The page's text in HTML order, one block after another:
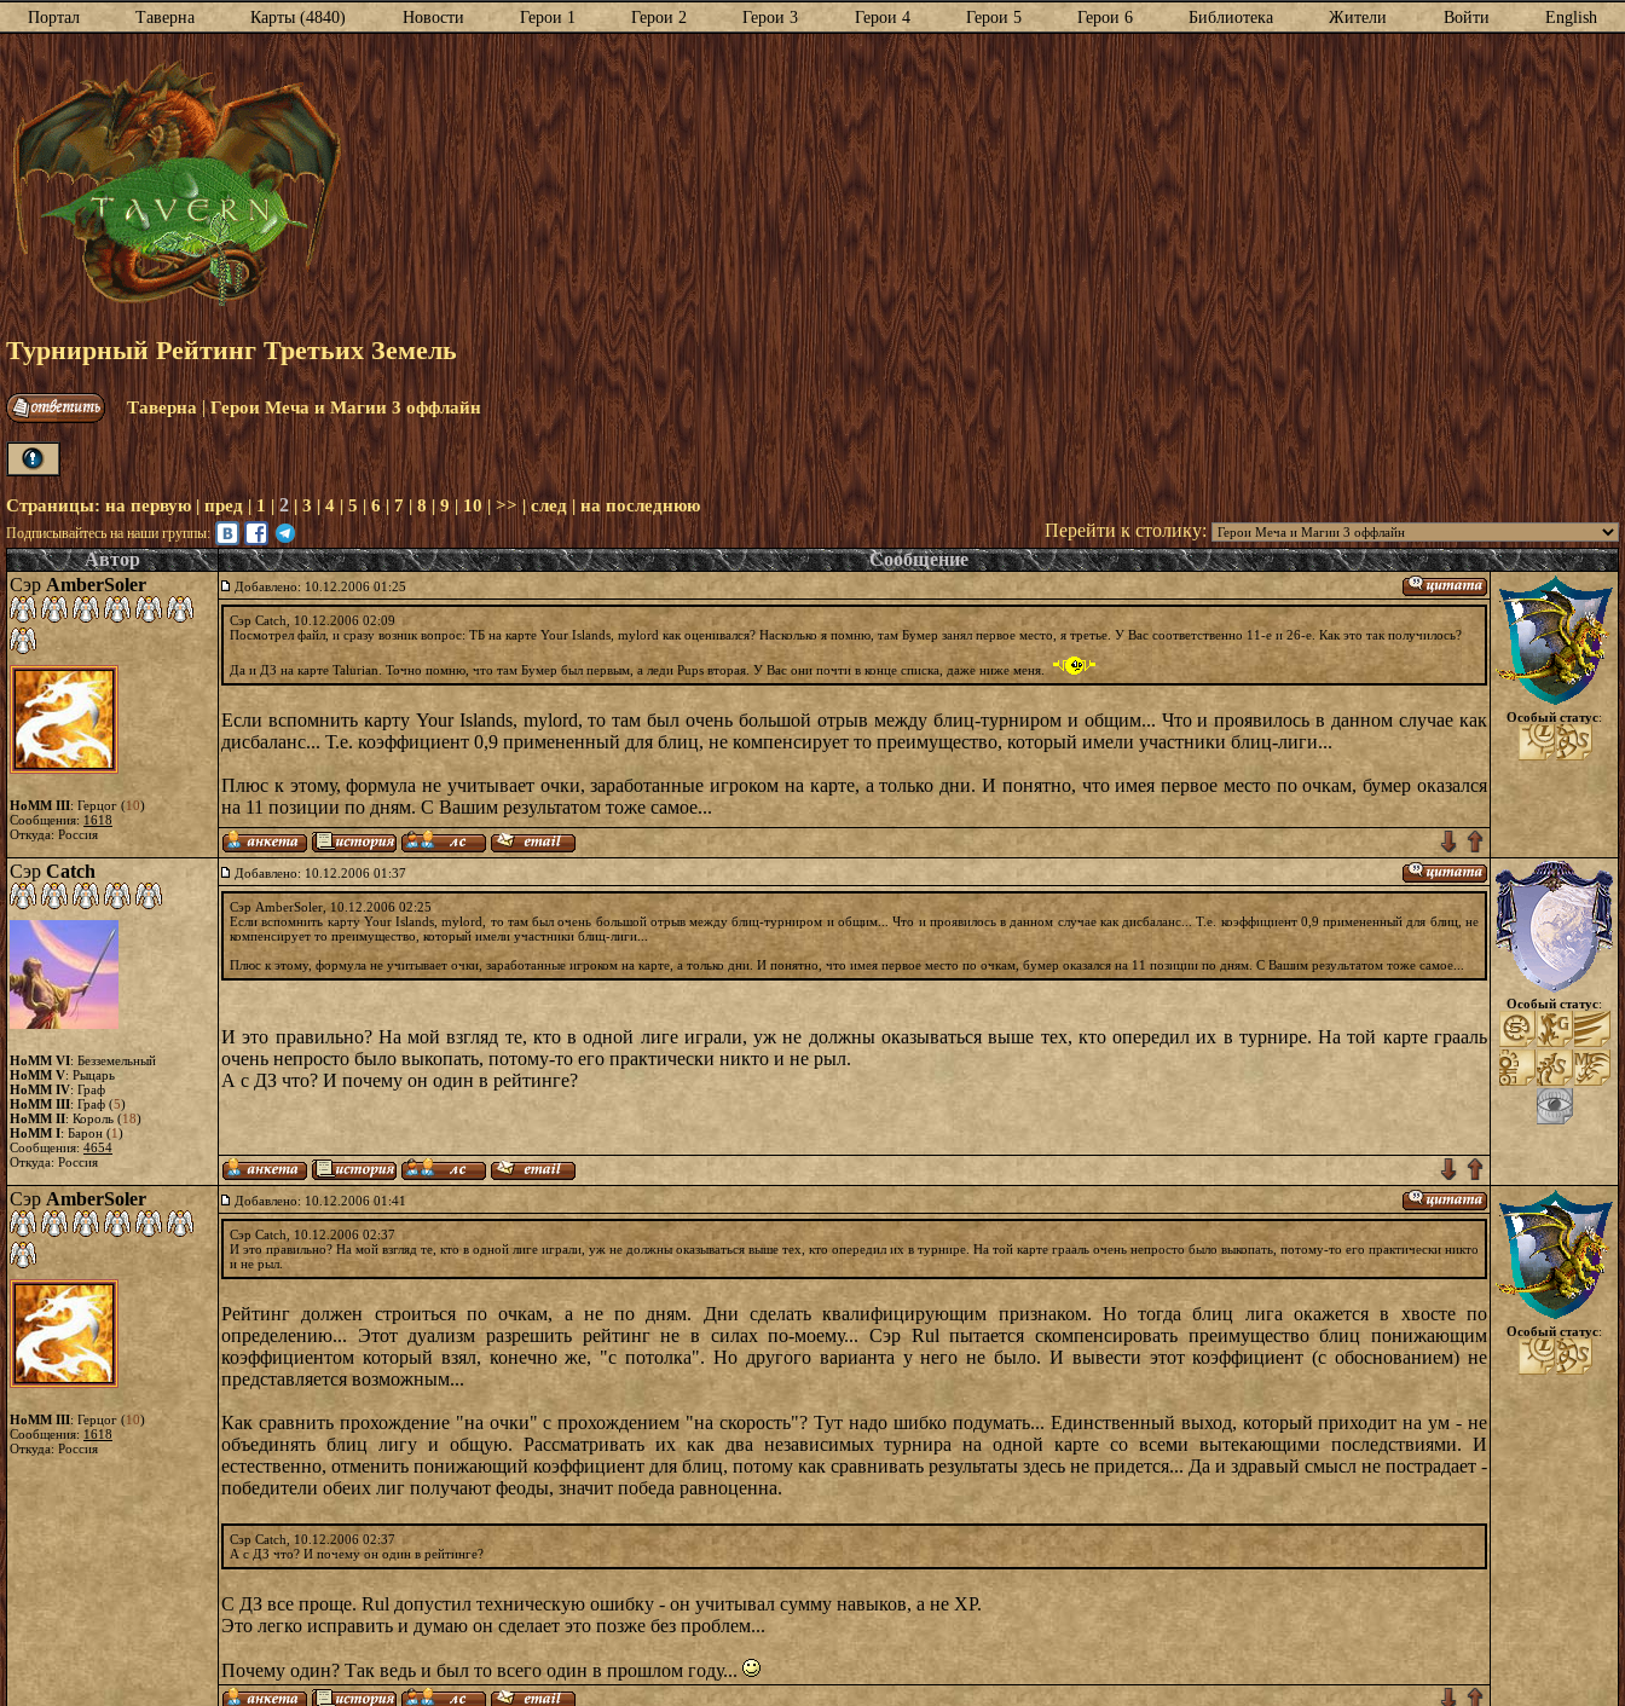
Портал Таверна Карты (4840) Новости Герои 1 Герои 2 Герои 3 Герои 4 Герои 5 Герои 6 Библиотека Жители Войти English
Турнирный Рейтинг Третьих Земель
Таверна|Герои Меча и Магии 3 оффлайн
Страницы: на первую | пред|1 |2|3|4 |5 |6| 7 | 8|9|10| >>|след | на последнюю
Подписывайтесь на наши группы:
Перейти к столику:
Автор
Сообщение
Сэр AmberSoler
HoMM III: Герцог (10)
Сообщения: 1618
Откуда: Россия
Добавлено: 10.12.2006 01:25
Сэр Catch, 10.12.2006 02:09
Посмотрел файл, и сразу возник вопрос: ТБ на карте Your Islands, mylord как оценивался? Насколько я помню, там Бумер занял первое место, я третье. У Вас соответственно 11-е и 26-е. Как это так получилось?
Да и ДЗ на карте Talurian. Точно помню, что там Бумер был первым, а леди Pups вторая. У Вас они почти в конце списка, даже ниже меня.
Если вспомнить карту Your Islands, mylord, то там был очень большой отрыв между блиц-турниром и общим... Что и проявилось в данном случае как
дисбаланс... Т.е. коэффициент 0,9 примененный для блиц, не компенсирует то преимущество, который имели участники блиц-лиги...
Плюс к этому, формула не учитывает очки, заработанные игроком на карте, а только дни. И понятно, что имея первое место по очкам, бумер оказался
на 11 позиции по дням. С Вашим результатом тоже самое...
Особый статус:
Сэр Catch
HoMM VI: Безземельный
HoMM V: Рыцарь
HoMM IV: Граф
HoMM III: Граф (5)
HoMM II: Король (18)
HoMM I: Барон (1)
Сообщения: 4654
Откуда: Россия
Добавлено: 10.12.2006 01:37
Сэр AmberSoler, 10.12.2006 02:25
Если вспомнить карту Your Islands, mylord, то там был очень большой отрыв между блиц-турниром и общим... Что и проявилось в данном случае как дисбаланс... Т.е. коэффициент 0,9 примененный для блиц, не
компенсирует то преимущество, который имели участники блиц-лиги...
Плюс к этому, формула не учитывает очки, заработанные игроком на карте, а только дни. И понятно, что имея первое место по очкам, бумер оказался на 11 позиции по дням. С Вашим результатом тоже самое...
И это правильно? На мой взгляд те, кто в одной лиге играли, уж не должны оказываться выше тех, кто опередил их в турнире. На той карте грааль
очень непросто было выкопать, потому-то его практически никто и не рыл.
А с ДЗ что? И почему он один в рейтинге?
Особый статус:
Сэр AmberSoler
HoMM III: Герцог (10)
Сообщения: 1618
Откуда: Россия
Добавлено: 10.12.2006 01:41
Сэр Catch, 10.12.2006 02:37
И это правильно? На мой взгляд те, кто в одной лиге играли, уж не должны оказываться выше тех, кто опередил их в турнире. На той карте грааль очень непросто было выкопать, потому-то его практически никто
и не рыл.
Рейтинг должен строиться по очкам, а не по дням. Дни сделать квалифицирующим признаком. Но тогда блиц лига окажется в хвосте по
определению... Этот дуализм разрешить рейтинг не в силах по-моему... Сэр Rul пытается скомпенсировать преимущество блиц понижающим
коэффициентом который взял, конечно же, "с потолка". Но другого варианта у него не было. И вывести этот коэффициент (с обоснованием) не
представляется возможным...
Как сравнить прохождение "на очки" с прохождением "на скорость"? Тут надо шибко подумать... Единственный выход, который приходит на ум - не
объединять блиц лигу и общую. Рассматривать их как два независимых турнира на одной карте со всеми вытекающими последствиями. И
естественно, отменить понижающий коэффициент для блиц, потому как сравнивать результаты здесь не придется... Да и здравый смысл не пострадает -
победители обеих лиг получают феоды, значит победа равноценна.
Сэр Catch, 10.12.2006 02:37
А с ДЗ что? И почему он один в рейтинге?
С ДЗ все проще. Rul допустил техническую ошибку - он учитывал сумму навыков, а не XP.
Это легко исправить и думаю он сделает это позже без проблем...
Почему один? Так ведь и был то всего один в прошлом году...
Особый статус: